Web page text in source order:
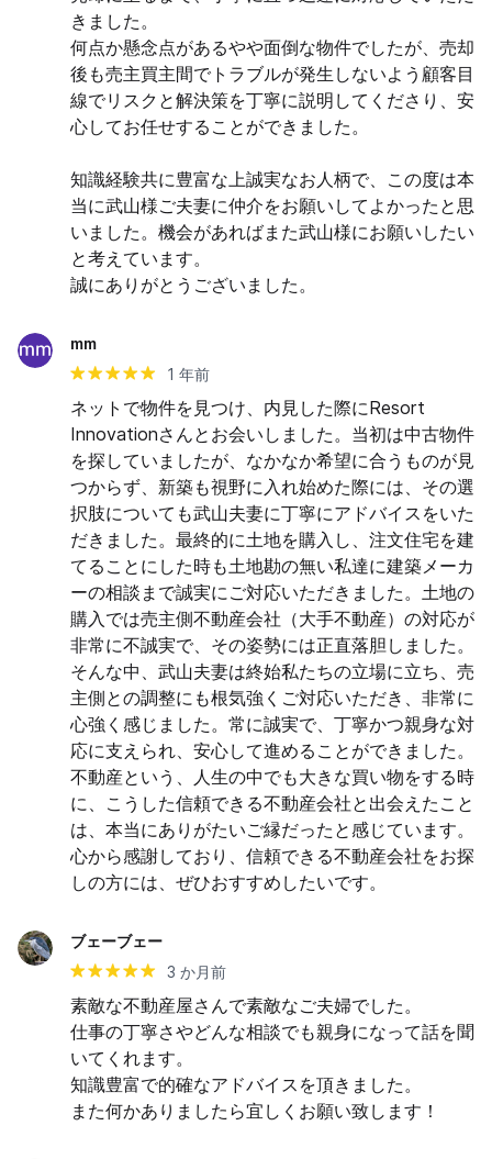
きました。
何点か懸念点があるやや面倒な物件でしたが、売却
後も売主買主間でトラブルが発生しないよう顧客目
線でリスクと解決策を丁寧に説明してくださり、安
心してお任せすることができました。
知識経験共に豊富な上誠実なお人柄で、この度は本
当に武山様ご夫妻に仲介をお願いしてよかったと思
いました。機会があればまた武山様にお願いしたい
と考えています。
誠にありがとうございました。
mm
1 年前
ネットで物件を見つけ、内見した際にResort
Innovationさんとお会いしました。当初は中古物件
を探していましたが、なかなか希望に合うものが見
つからず、新築も視野に入れ始めた際には、その選
択肢についても武山夫妻に丁寧にアドバイスをいた
だきました。最終的に土地を購入し、注文住宅を建
てることにした時も土地勘の無い私達に建築メーカ
ーの相談まで誠実にご対応いただきました。土地の
購入では売主側不動産会社（大手不動産）の対応が
非常に不誠実で、その姿勢には正直落胆しました。
そんな中、武山夫妻は終始私たちの立場に立ち、売
主側との調整にも根気強くご対応いただき、非常に
心強く感じました。常に誠実で、丁寧かつ親身な対
応に支えられ、安心して進めることができました。
不動産という、人生の中でも大きな買い物をする時
に、こうした信頼できる不動産会社と出会えたこと
は、本当にありがたいご縁だったと感じています。
心から感謝しており、信頼できる不動産会社をお探
しの方には、ぜひおすすめしたいです。
ブェーブェー
3 か月前
素敵な不動産屋さんで素敵なご夫婦でした。
仕事の丁寧さやどんな相談でも親身になって話を聞
いてくれます。
知識豊富で的確なアドバイスを頂きました。
また何かありましたら宜しくお願い致します！